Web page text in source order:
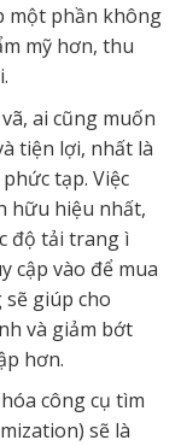
một phần không
mỹ hơn, thu
ai cũng muốn
tiện lợi, nhất là
tạp. Việc
hữu hiệu nhất,
độ tải trang ì
cập vào để mua
giúp cho
và giảm bớt
hơn.
công cụ tìm
sẽ là